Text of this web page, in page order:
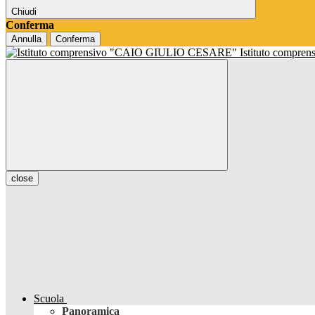
Chiudi
Conferma
Annulla Conferma
Istituto
close
Scuola
Panoramica